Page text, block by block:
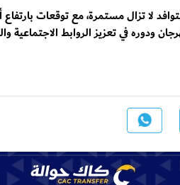
لا تزال مستمرة، مع توقعات
ودوره في تعزيز الروابط